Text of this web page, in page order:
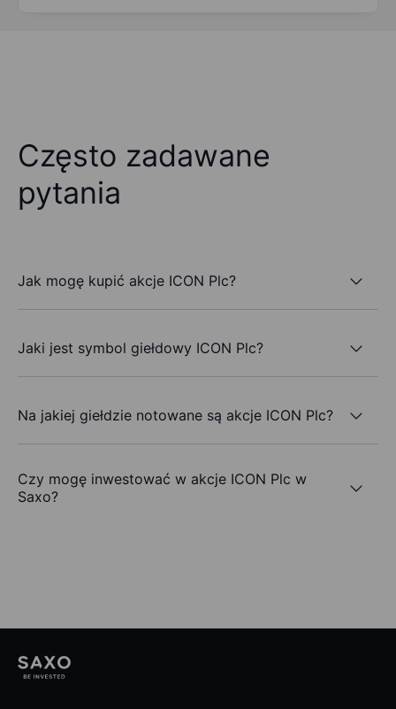
Często zadawane
pytania
Jak mogę kupić akcje ICON Plc?
Jaki jest symbol giełdowy ICON Plc?
Na jakiej giełdzie notowane są akcje ICON Plc?
Czy mogę inwestować w akcje ICON Plc w
Saxo?